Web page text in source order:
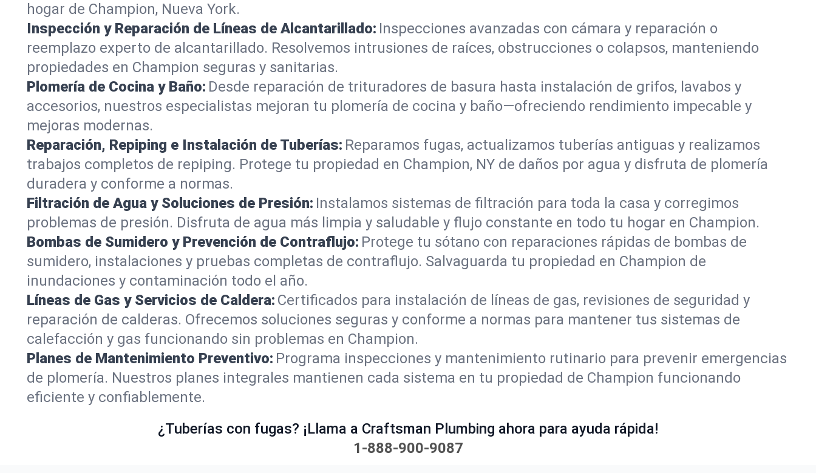
hogar de Champion, Nueva York.
Inspección y Reparación de Líneas de Alcantarillado: Inspecciones avanzadas con cámara y reparación o
reemplazo experto de alcantarillado. Resolvemos intrusiones de raíces, obstrucciones o colapsos, manteniendo
propiedades en Champion seguras y sanitarias.
Plomería de Cocina y Baño: Desde reparación de trituradores de basura hasta instalación de grifos, lavabos y
accesorios, nuestros especialistas mejoran tu plomería de cocina y baño—ofreciendo rendimiento impecable y
mejoras modernas.
Reparación, Repiping e Instalación de Tuberías: Reparamos fugas, actualizamos tuberías antiguas y realizamos
trabajos completos de repiping. Protege tu propiedad en Champion, NY de daños por agua y disfruta de plomería
duradera y conforme a normas.
Filtración de Agua y Soluciones de Presión: Instalamos sistemas de filtración para toda la casa y corregimos
problemas de presión. Disfruta de agua más limpia y saludable y flujo constante en todo tu hogar en Champion.
Bombas de Sumidero y Prevención de Contraflujo: Protege tu sótano con reparaciones rápidas de bombas de
sumidero, instalaciones y pruebas completas de contraflujo. Salvaguarda tu propiedad en Champion de
inundaciones y contaminación todo el año.
Líneas de Gas y Servicios de Caldera: Certificados para instalación de líneas de gas, revisiones de seguridad y
reparación de calderas. Ofrecemos soluciones seguras y conforme a normas para mantener tus sistemas de
calefacción y gas funcionando sin problemas en Champion.
Planes de Mantenimiento Preventivo: Programa inspecciones y mantenimiento rutinario para prevenir emergencias
de plomería. Nuestros planes integrales mantienen cada sistema en tu propiedad de Champion funcionando
eficiente y confiablemente.
¿Tuberías con fugas? ¡Llama a Craftsman Plumbing ahora para ayuda rápida!
1-888-900-9087